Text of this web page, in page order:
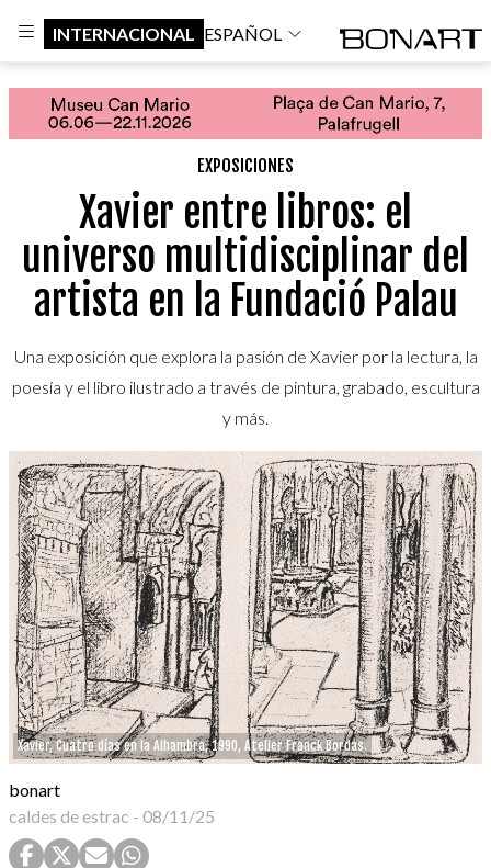
INTERNACIONAL ESPAÑOL
EXPOSICIONES
Xavier entre libros: el
universo multidisciplinar del
artista en la Fundació Palau
Una exposición que explora la pasión de Xavier por la lectura, la
poesía y el libro ilustrado a través de pintura, grabado, escultura
y más.
Xavier, Cuatro días en la Alhambra, 1990, Atelier Franck Bordas.
bonart
caldes de estrac - 08/11/25